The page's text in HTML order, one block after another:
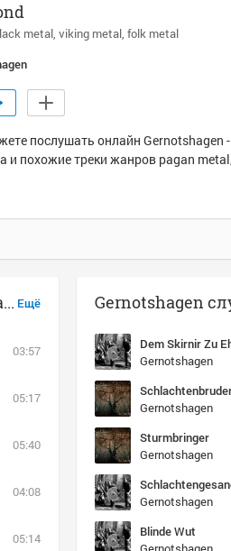
metal viking metal folk metal
послушать онлайн Gernotshagen
и похожие треки жанров pagan
Ещё
Музыка похожая на Gernotshagen - Dragadhrond
03:57
05:17
05:40
04:08
05:14
Gernotshagen
Dem Skirnir Zu
Gernotshagen
Gernotshagen
Sturmbringer
Gernotshagen
Gernotshagen
Blinde Wut